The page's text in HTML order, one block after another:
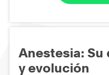
Anestesia:
y evolución